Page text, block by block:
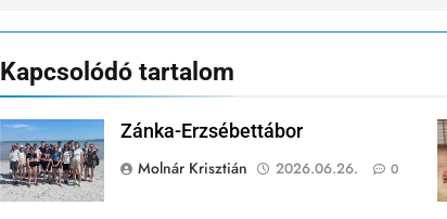
Kapcsolódó tartalom
Zánka-Erzsébettábor
Molnár Krisztián
2026.06.26. 0